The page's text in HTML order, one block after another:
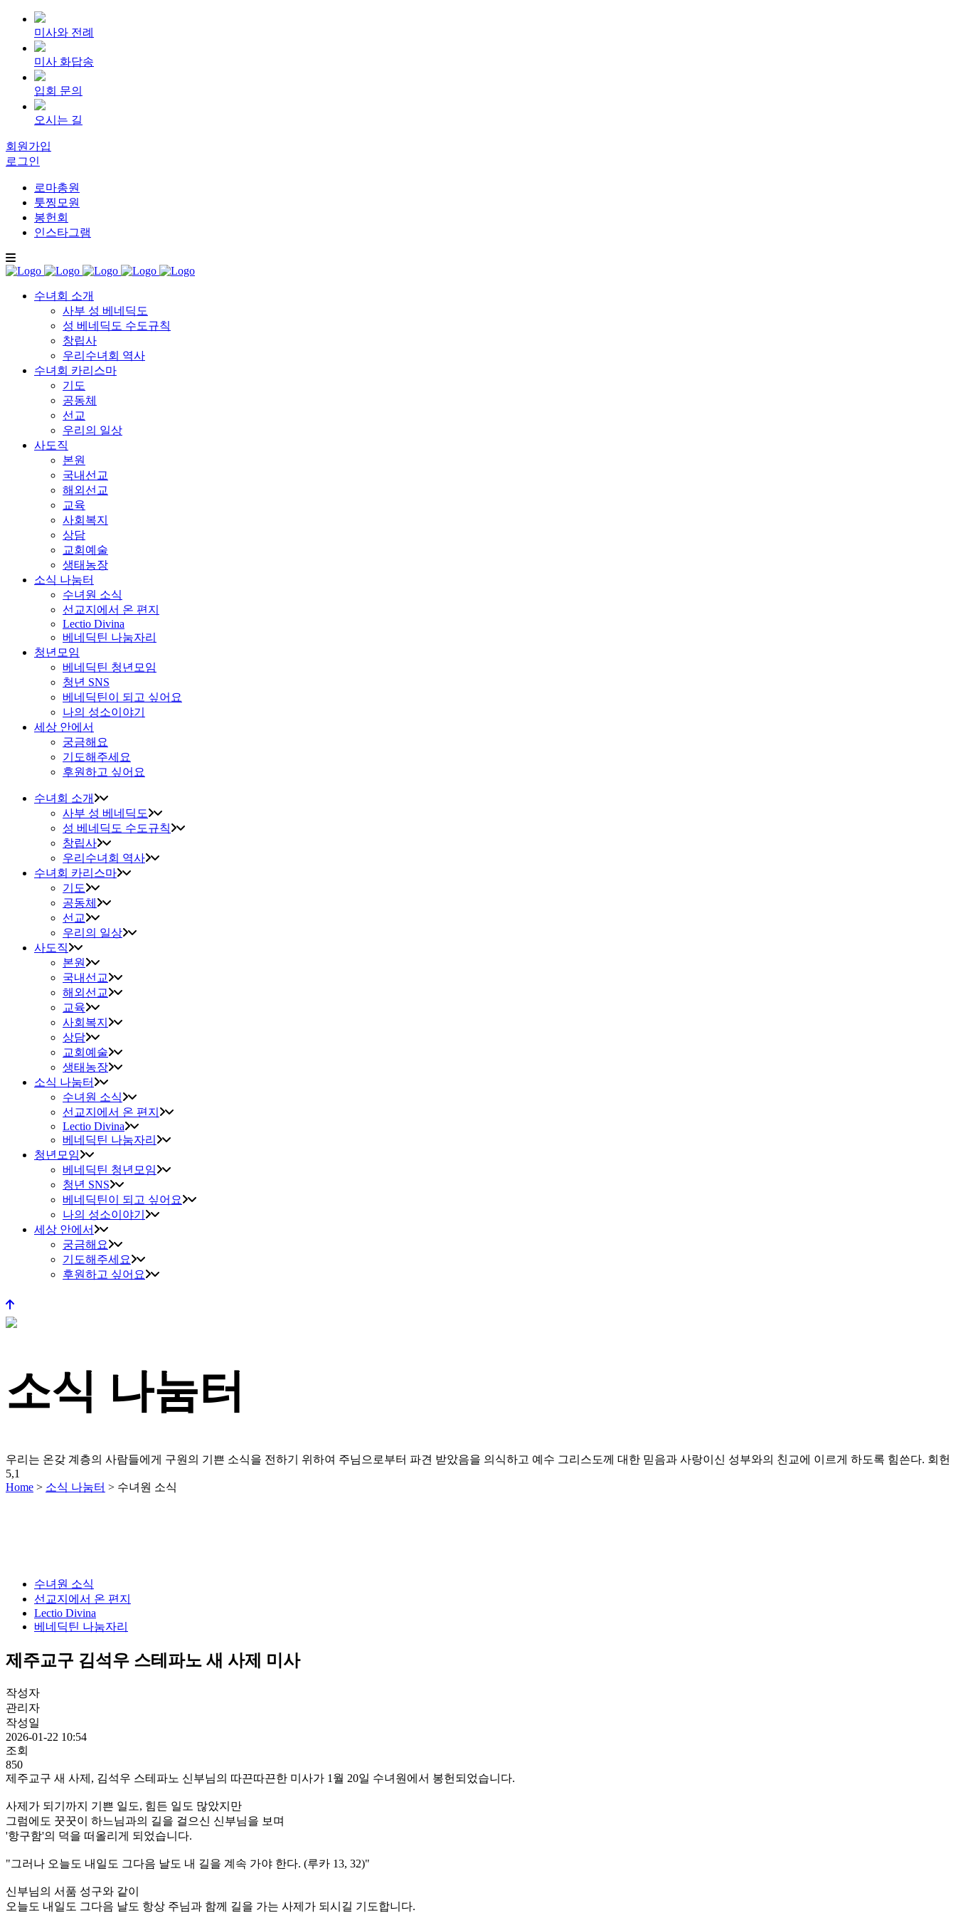
미사와 전례
미사 화답송
입회 문의
오시는 길
회원가입
로그인
로마총원
툿찡모원
봉헌회
인스타그램
수녀회 소개
사부 성 베네딕도
성 베네딕도 수도규칙
창립사
우리수녀회 역사
수녀회 카리스마
기도
공동체
선교
우리의 일상
사도직
본원
국내선교
해외선교
교육
사회복지
상담
교회예술
생태농장
소식 나눔터
수녀원 소식
선교지에서 온 편지
Lectio Divina
베네딕틴 나눔자리
청년모임
베네딕틴 청년모임
청년 SNS
베네딕틴이 되고 싶어요
나의 성소이야기
세상 안에서
궁금해요
기도해주세요
후원하고 싶어요
수녀회 소개
사부 성 베네딕도
성 베네딕도 수도규칙
창립사
우리수녀회 역사
수녀회 카리스마
기도
공동체
선교
우리의 일상
사도직
본원
국내선교
해외선교
교육
사회복지
상담
교회예술
생태농장
소식 나눔터
수녀원 소식
선교지에서 온 편지
Lectio Divina
베네딕틴 나눔자리
청년모임
베네딕틴 청년모임
청년 SNS
베네딕틴이 되고 싶어요
나의 성소이야기
세상 안에서
궁금해요
기도해주세요
후원하고 싶어요
소식 나눔터
우리는 온갖 계층의 사람들에게 구원의 기쁜 소식을 전하기 위하여 주님으로부터 파견 받았음을 의식하고 예수 그리스도께 대한 믿음과 사랑이신 성부와의 친교에 이르게 하도록 힘쓴다. 회헌
5,1
Home > 소식 나눔터 > 수녀원 소식
수녀원 소식
선교지에서 온 편지
Lectio Divina
베네딕틴 나눔자리
제주교구 김석우 스테파노 새 사제 미사
작성자
관리자
작성일
2026-01-22 10:54
조회
850
제주교구 새 사제, 김석우 스테파노 신부님의 따끈따끈한 미사가 1월 20일 수녀원에서 봉헌되었습니다.
사제가 되기까지 기쁜 일도, 힘든 일도 많았지만
그럼에도 꿋꿋이 하느님과의 길을 걸으신 신부님을 보며
'항구함'의 덕을 떠올리게 되었습니다.
"그러나 오늘도 내일도 그다음 날도 내 길을 계속 가야 한다. (루카 13, 32)"
신부님의 서품 성구와 같이
오늘도 내일도 그다음 날도 항상 주님과 함께 길을 가는 사제가 되시길 기도합니다.